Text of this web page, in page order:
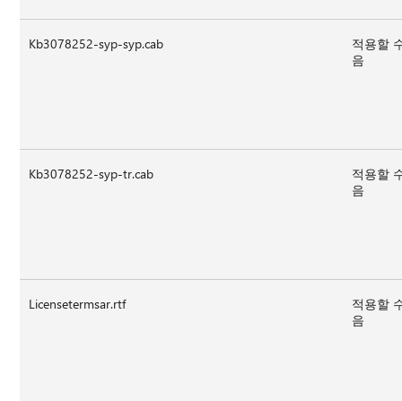
Kb3078252-syp-syp.cab
적용할
음
Kb3078252-syp-tr.cab
적용할
음
Licensetermsar.rtf
적용할
음